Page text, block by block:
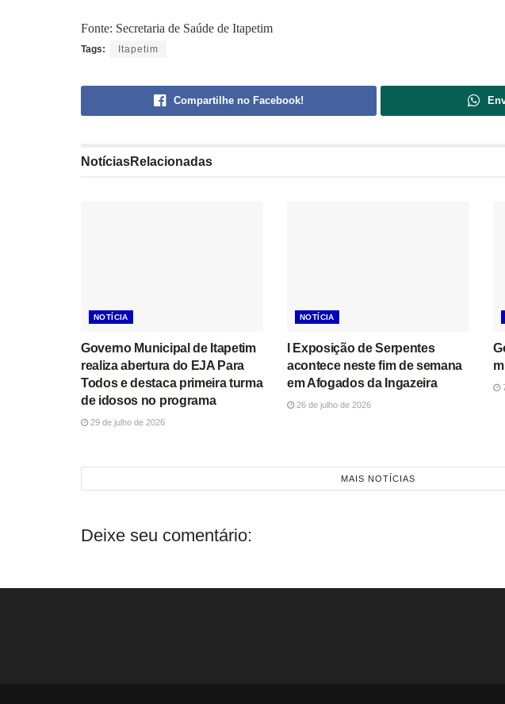
Fonte: Secretaria de Saúde de Itapetim
Tags: Itapetim
Compartilhe no Facebook!
NotíciasRelacionadas
NOTÍCIA
Governo Municipal de Itapetim
realiza abertura do EJA Para
Todos e destaca primeira turma
de idosos no programa
29 de julho de 2026
NOTÍCIA
I Exposição de Serpentes
acontece neste fim de semana
em Afogados da Ingazeira
26 de julho de 2026
MAIS NOTÍCIAS
Deixe seu comentário: